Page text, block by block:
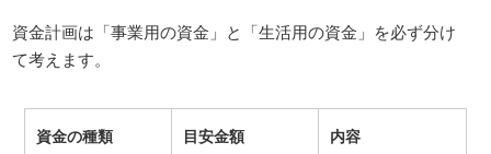
資金計画は「事業用の資金」と「生活用の資金」を必ず分け
て考えます。
資金の種類 目安金額 内容